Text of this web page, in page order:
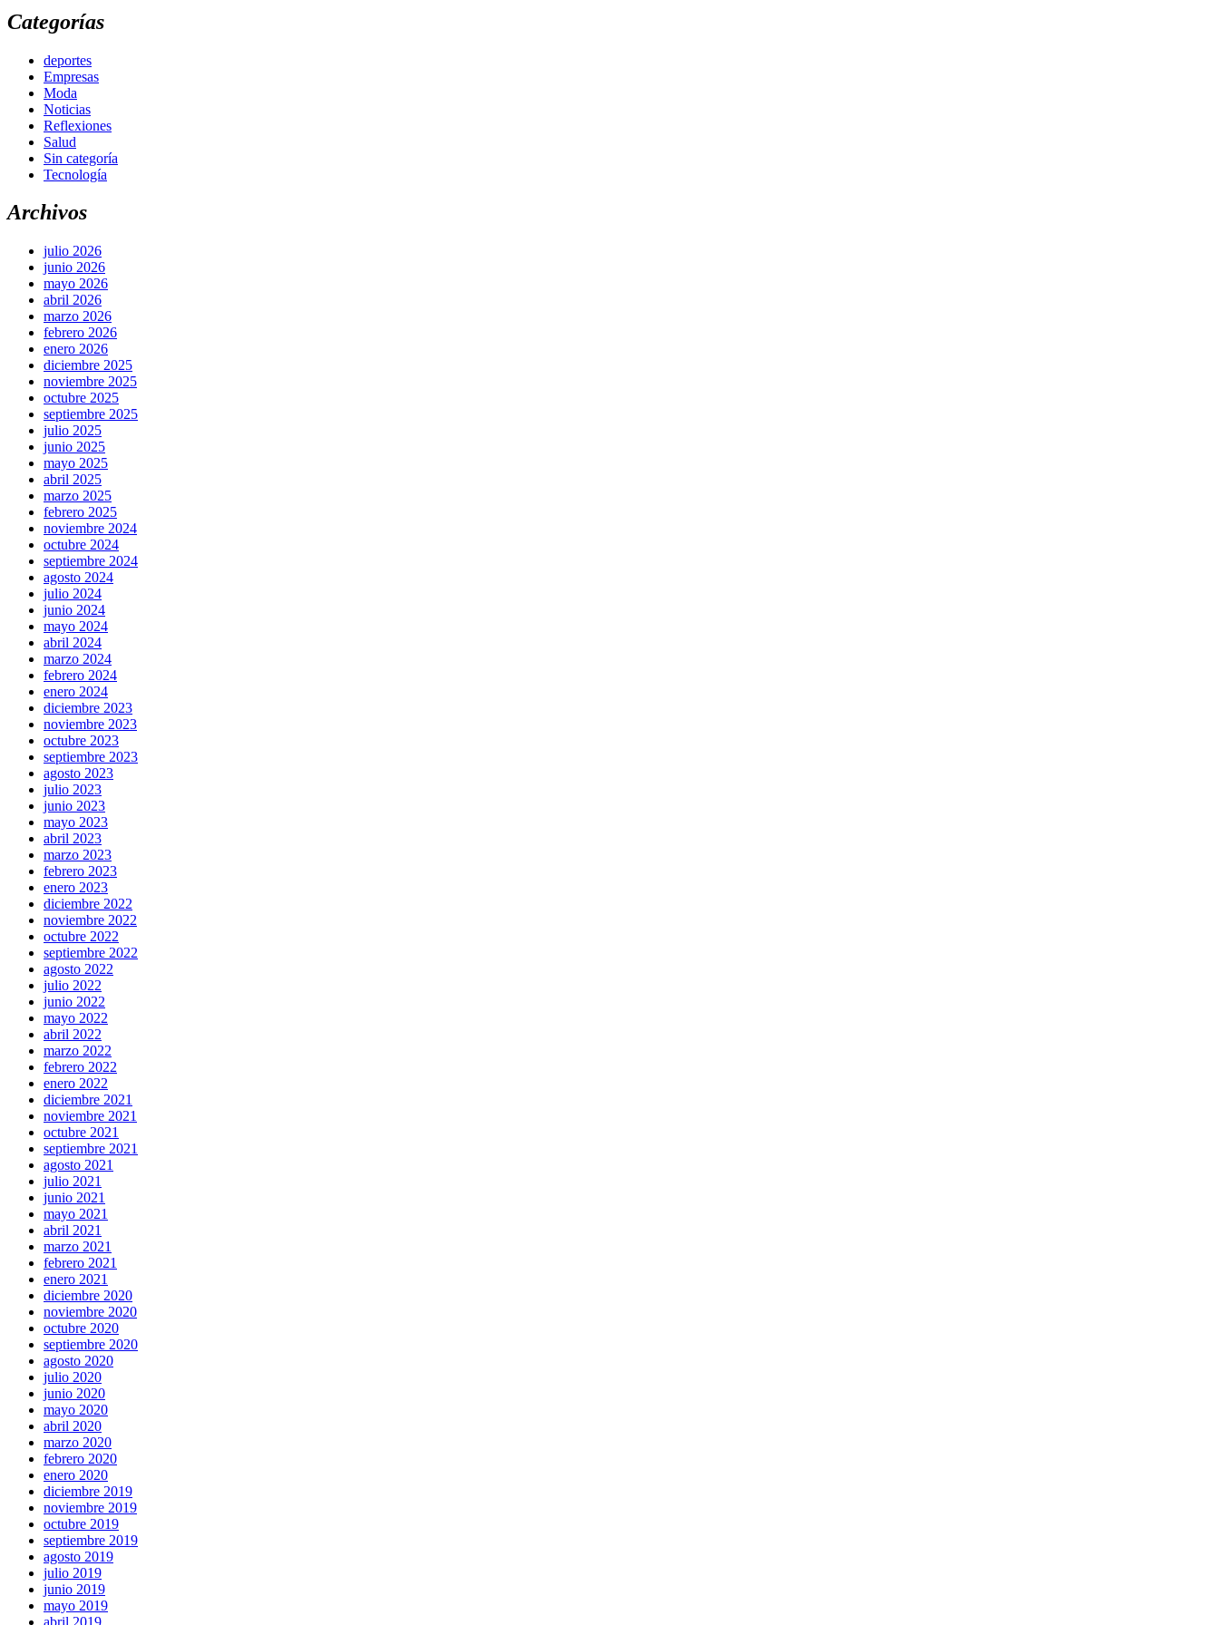
Categorías
deportes
Empresas
Moda
Noticias
Reflexiones
Salud
Sin categoría
Tecnología
Archivos
julio 2026
junio 2026
mayo 2026
abril 2026
marzo 2026
febrero 2026
enero 2026
diciembre 2025
noviembre 2025
octubre 2025
septiembre 2025
julio 2025
junio 2025
mayo 2025
abril 2025
marzo 2025
febrero 2025
noviembre 2024
octubre 2024
septiembre 2024
agosto 2024
julio 2024
junio 2024
mayo 2024
abril 2024
marzo 2024
febrero 2024
enero 2024
diciembre 2023
noviembre 2023
octubre 2023
septiembre 2023
agosto 2023
julio 2023
junio 2023
mayo 2023
abril 2023
marzo 2023
febrero 2023
enero 2023
diciembre 2022
noviembre 2022
octubre 2022
septiembre 2022
agosto 2022
julio 2022
junio 2022
mayo 2022
abril 2022
marzo 2022
febrero 2022
enero 2022
diciembre 2021
noviembre 2021
octubre 2021
septiembre 2021
agosto 2021
julio 2021
junio 2021
mayo 2021
abril 2021
marzo 2021
febrero 2021
enero 2021
diciembre 2020
noviembre 2020
octubre 2020
septiembre 2020
agosto 2020
julio 2020
junio 2020
mayo 2020
abril 2020
marzo 2020
febrero 2020
enero 2020
diciembre 2019
noviembre 2019
octubre 2019
septiembre 2019
agosto 2019
julio 2019
junio 2019
mayo 2019